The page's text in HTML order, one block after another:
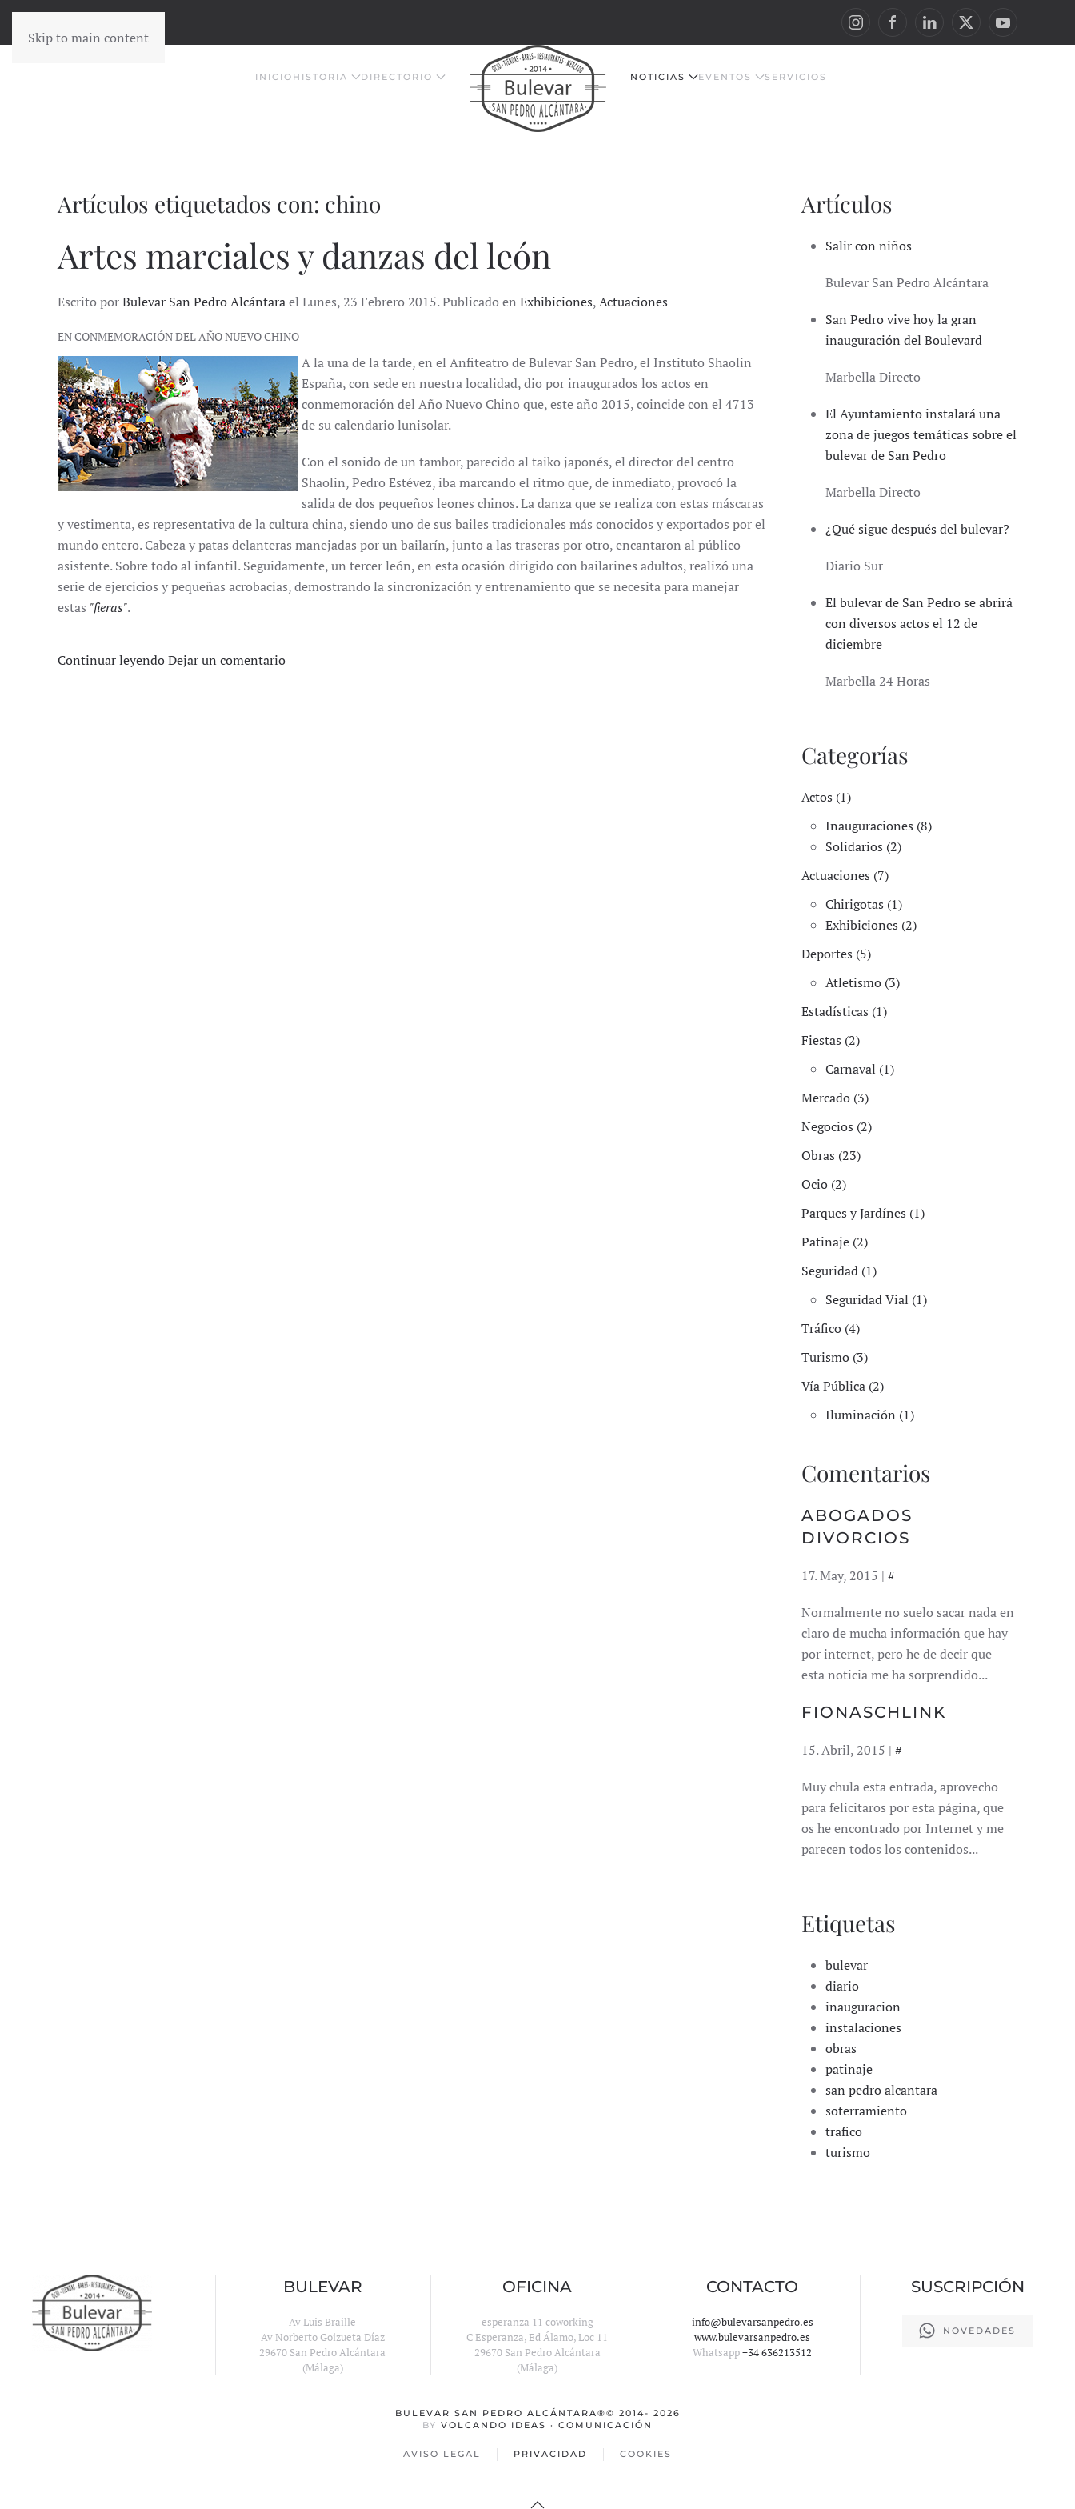
Skip to main content
INICIO HISTORIA DIRECTORIO NOTICIAS EVENTOS SERVICIOS
Artículos etiquetados con: chino
Artes marciales y danzas del león
Escrito porBulevar San Pedro Alcántarael Lunes, 23 Febrero 2015. Publicado en Exhibiciones,Actuaciones
EN CONMEMORACIÓN DEL AÑO NUEVO CHINO
A la una de la tarde, en el Anfiteatro de Bulevar San Pedro, el Instituto Shaolin
España, con sede en nuestra localidad, dio por inaugurados los actos en
conmemoración del Año Nuevo Chino que, este año 2015, coincide con el 4713
de su calendario lunisolar.
Con el sonido de un tambor, parecido al taiko japonés, el director del centro
Shaolin, Pedro Estévez, iba marcando el ritmo que, de inmediato, provocó la
salida de dos pequeños leones chinos. La danza que se realiza con estas máscaras
y vestimenta, es representativa de la cultura china, siendo uno de sus bailes tradicionales más conocidos y exportados por el
mundo entero. Cabeza y patas delanteras manejadas por un bailarín, junto a las traseras por otro, encantaron al público
asistente. Sobre todo al infantil. Seguidamente, un tercer león, en esta ocasión dirigido con bailarines adultos, realizó una
serie de ejercicios y pequeñas acrobacias, demostrando la sincronización y entrenamiento que se necesita para manejar
estas "fieras".
Continuar leyendoDejar un comentario
Artículos
Salir con niños
Bulevar San Pedro Alcántara
San Pedro vive hoy la gran
inauguración del Boulevard
Marbella Directo
El Ayuntamiento instalará una
zona de juegos temáticas sobre el
bulevar de San Pedro
Marbella Directo
¿Qué sigue después del bulevar?
Diario Sur
El bulevar de San Pedro se abrirá
con diversos actos el 12 de
diciembre
Marbella 24 Horas
Categorías
Actos (1)
Inauguraciones (8)
Solidarios (2)
Actuaciones (7)
Chirigotas (1)
Exhibiciones (2)
Deportes (5)
Atletismo (3)
Estadísticas (1)
Fiestas (2)
Carnaval (1)
Mercado (3)
Negocios (2)
Obras (23)
Ocio (2)
Parques y Jardínes (1)
Patinaje (2)
Seguridad (1)
Seguridad Vial (1)
Tráfico (4)
Turismo (3)
Vía Pública (2)
Iluminación (1)
Comentarios
ABOGADOS
DIVORCIOS
17. May, 2015 | #
Normalmente no suelo sacar nada en
claro de mucha información que hay
por internet, pero he de decir que
esta noticia me ha sorprendido...
FIONASCHLINK
15. Abril, 2015 | #
Muy chula esta entrada, aprovecho
para felicitaros por esta página, que
os he encontrado por Internet y me
parecen todos los contenidos...
Etiquetas
bulevar
diario
inauguracion
instalaciones
obras
patinaje
san pedro alcantara
soterramiento
trafico
turismo
BULEVAR
Av Luis Braille
Av Norberto Goizueta Díaz
29670 San Pedro Alcántara
(Málaga)
OFICINA
esperanza 11 coworking
C Esperanza, Ed Álamo, Loc 11
29670 San Pedro Alcántara
(Málaga)
CONTACTO
info@bulevarsanpedro.es
www.bulevarsanpedro.es
Whatsapp+34 636213512
SUSCRIPCIÓN
NOVEDADES
BULEVAR SAN PEDRO ALCÁNTARA®© 2014- 2026
BY VOLCANDO IDEAS · COMUNICACIÓN
AVISO LEGAL PRIVACIDAD COOKIES